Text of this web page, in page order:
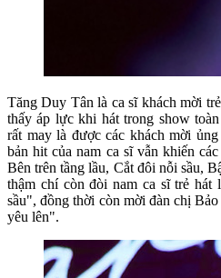
Tăng Duy Tân là ca sĩ khách mời
thấy áp lực khi hát trong show
rất may là được các khách mời
bản hit của nam ca sĩ vẫn khiến
Bên trên tầng lầu, Cắt đôi nỗi sầu,
thậm chí còn đòi nam ca sĩ trẻ hát
sầu", đồng thời còn mời đàn chị
yêu lên".